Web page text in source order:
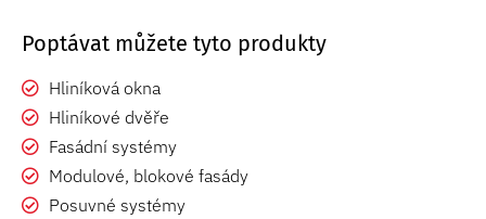
Poptávat můžete tyto produkty
Hliníková okna
Hliníkové dvěře
Fasádní systémy
Modulové, blokové fasády
Posuvné systémy